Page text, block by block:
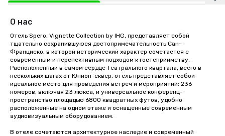
О нас
Отель Spero, Vignette Collection by IHG, представляет собой
тщательно сохранившуюся достопримечательность Сан-
Франциско, в которой исторический характер сочетается с
современным и перспективным подходом к гостеприимству.
Расположенный в самом сердце Театрального квартала, всего в
нескольких шагах от Юнион-сквер, отель представляет собой
идеальное место для проведения встреч и мероприятий: 236
номеров, включая 23 люкса, и универсальное конференц-
пространство площадью 6800 квадратных футов, удобно
расположенные на одном этаже и оснащенные современным
аудиовизуальным оборудованием.
В отеле сочетаются архитектурное наследие и современный